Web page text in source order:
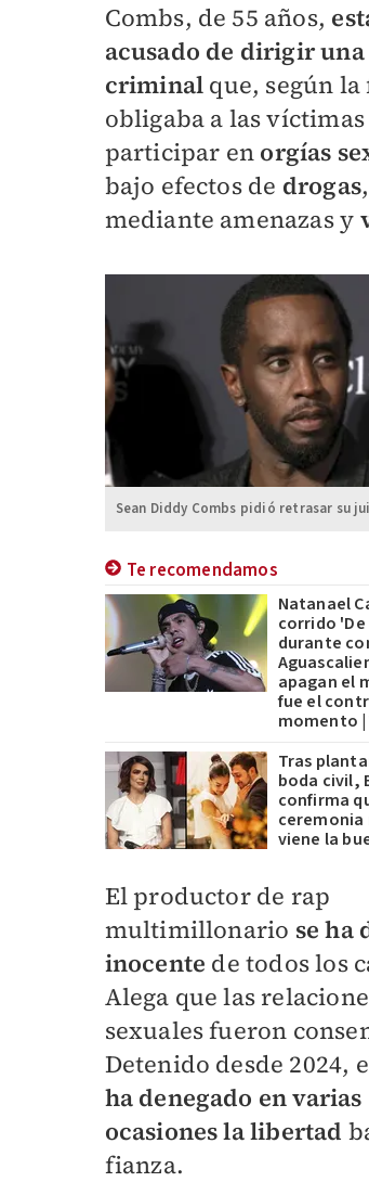
Combs, de 55 años,
acusado de dirigir
criminal que, según
obligaba a las víctimas
participar en orgías
bajo efectos de drogas,
mediante amenazas y
Sean Diddy Combs pidió retrasar su
Te recomendamos
Natanael
corrido
durante
apagan el
fue el
momento |
Tras
boda civil,
confirma
ceremonia
viene la
El productor de rap
multimillonario se ha
inocente de todos los
Alega que las
sexuales fueron
Detenido desde 2024,
ha denegado en varias
ocasiones la libertad
fianza.